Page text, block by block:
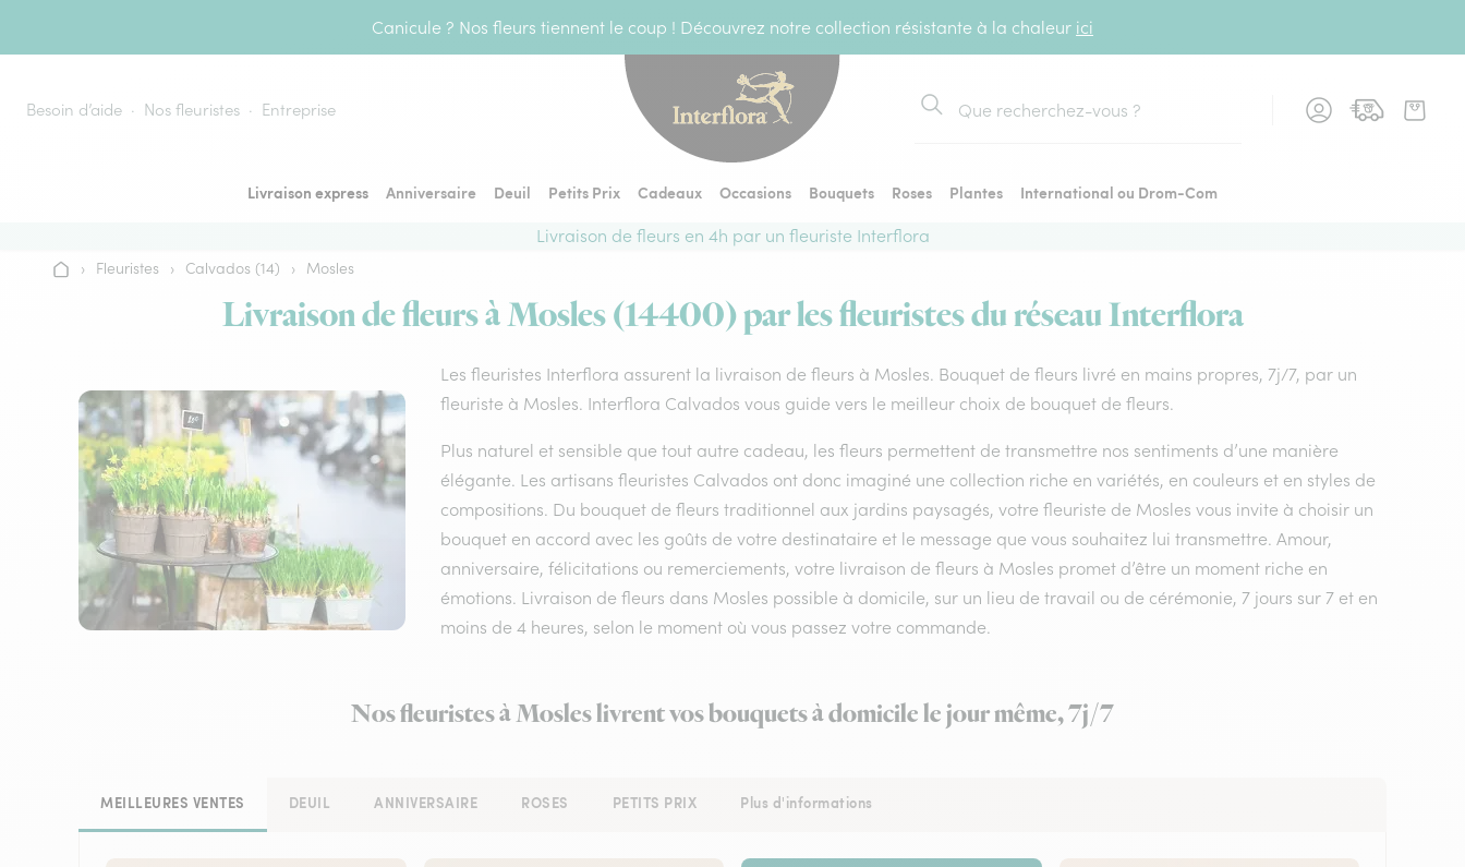
Canicule ? Nos fleurs tiennent le coup ! Découvrez notre collection résistante à la chaleur ici
Besoin d’aide Nos fleuristes Entreprise
Rechercher
Livraison express Anniversaire Deuil Petits Prix Cadeaux Occasions Bouquets Roses Plantes
International ou Drom-Com
Livraison de fleurs en 4h par un fleuriste Interflora
Accueil
› Fleuristes › Calvados (14) › Mosles
Livraison de fleurs à Mosles (14400) par les fleuristes du réseau Interflora
Les fleuristes Interflora assurent la livraison de fleurs à Mosles. Bouquet de fleurs livré en mains propres, 7j/7, par un
fleuriste à Mosles. Interflora Calvados vous guide vers le meilleur choix de bouquet de fleurs.
Plus naturel et sensible que tout autre cadeau, les fleurs permettent de transmettre nos sentiments d’une manière
élégante. Les artisans fleuristes Calvados ont donc imaginé une collection riche en variétés, en couleurs et en styles de
compositions. Du bouquet de fleurs traditionnel aux jardins paysagés, votre fleuriste de Mosles vous invite à choisir un
bouquet en accord avec les goûts de votre destinataire et le message que vous souhaitez lui transmettre. Amour,
anniversaire, félicitations ou remerciements, votre livraison de fleurs à Mosles promet d’être un moment riche en
émotions. Livraison de fleurs dans Mosles possible à domicile, sur un lieu de travail ou de cérémonie, 7 jours sur 7 et en
moins de 4 heures, selon le moment où vous passez votre commande.
Nos fleuristes à Mosles livrent vos bouquets à domicile le jour même, 7j/7
MEILLEURES VENTES DEUIL ANNIVERSAIRE ROSES PETITS PRIX Plus d'informations